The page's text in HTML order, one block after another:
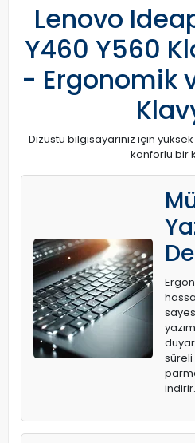
Lenovo
Y460 Y560
- Ergonomik
Dizüstü bilgisayarınız için
konforlu bir
süreli
indirir.